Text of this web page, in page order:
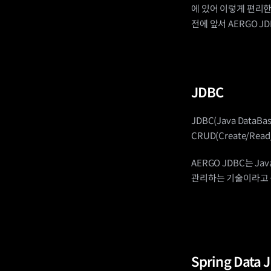
에 있어 이렇게 편리
전에 앞서 AERGO
JDBC
JDBC(Java
CRUD(Create/
AERGO JDBC는
관리하는 기술이라
Spring Data